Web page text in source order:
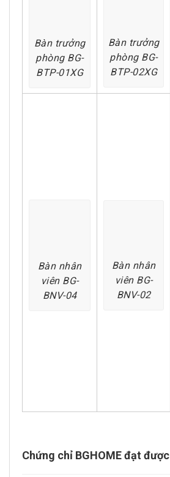
Bàn trưởng
phòng BG-
BTP-01XG
Bàn trưởng
phòng BG-
BTP-02XG
Bàn nhân
viên BG-
BNV-04
Bàn nhân
viên BG-
BNV-02
Chứng chỉ BGHOME đạt được